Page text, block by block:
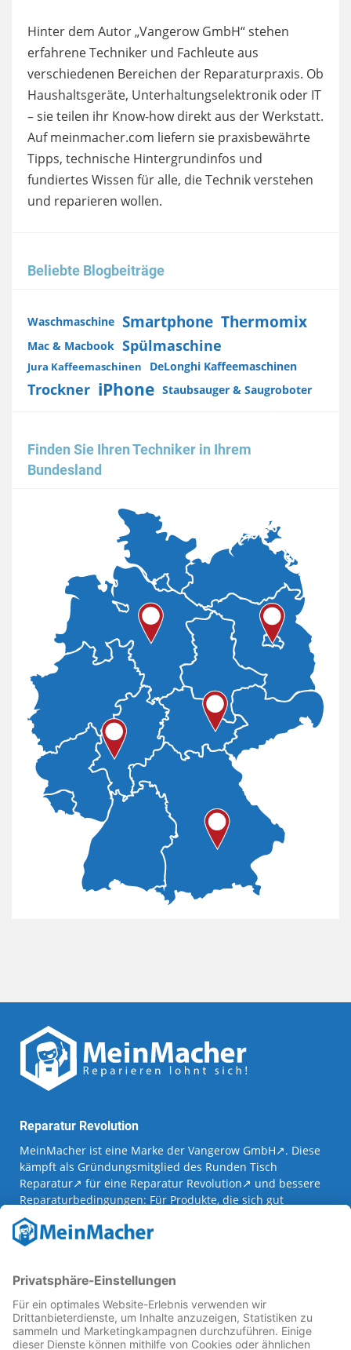
Hinter dem Autor „Vangerow GmbH“ stehen
erfahrene Techniker und Fachleute aus
verschiedenen Bereichen der Reparaturpraxis. Ob
Haushaltsgeräte, Unterhaltungselektronik oder IT
– sie teilen ihr Know-how direkt aus der Werkstatt.
Auf meinmacher.com liefern sie praxisbewährte
Tipps, technische Hintergrundinfos und
fundiertes Wissen für alle, die Technik verstehen
und reparieren wollen.
Beliebte Blogbeiträge
Waschmaschine Smartphone Thermomix
Mac & Macbook Spülmaschine
Jura Kaffeemaschinen DeLonghi Kaffeemaschinen
Trockner iPhone Staubsauger & Saugroboter
Finden Sie Ihren Techniker in Ihrem
Bundesland
Reparatur Revolution
MeinMacher ist eine Marke der Vangerow GmbH↗. Diese
kämpft als Gründungsmitglied des Runden Tisch
Reparatur↗ für eine Reparatur Revolution↗ und bessere
Reparaturbedingungen: Für Produkte, die sich gut
reparieren lassen, für günstigere Ersatzteile und den
Erhalt der reparierenden Betriebe und des Reparatur-
Know-hows in Deutschland.
Weitere Informationen
Fachhändler finden
Über uns